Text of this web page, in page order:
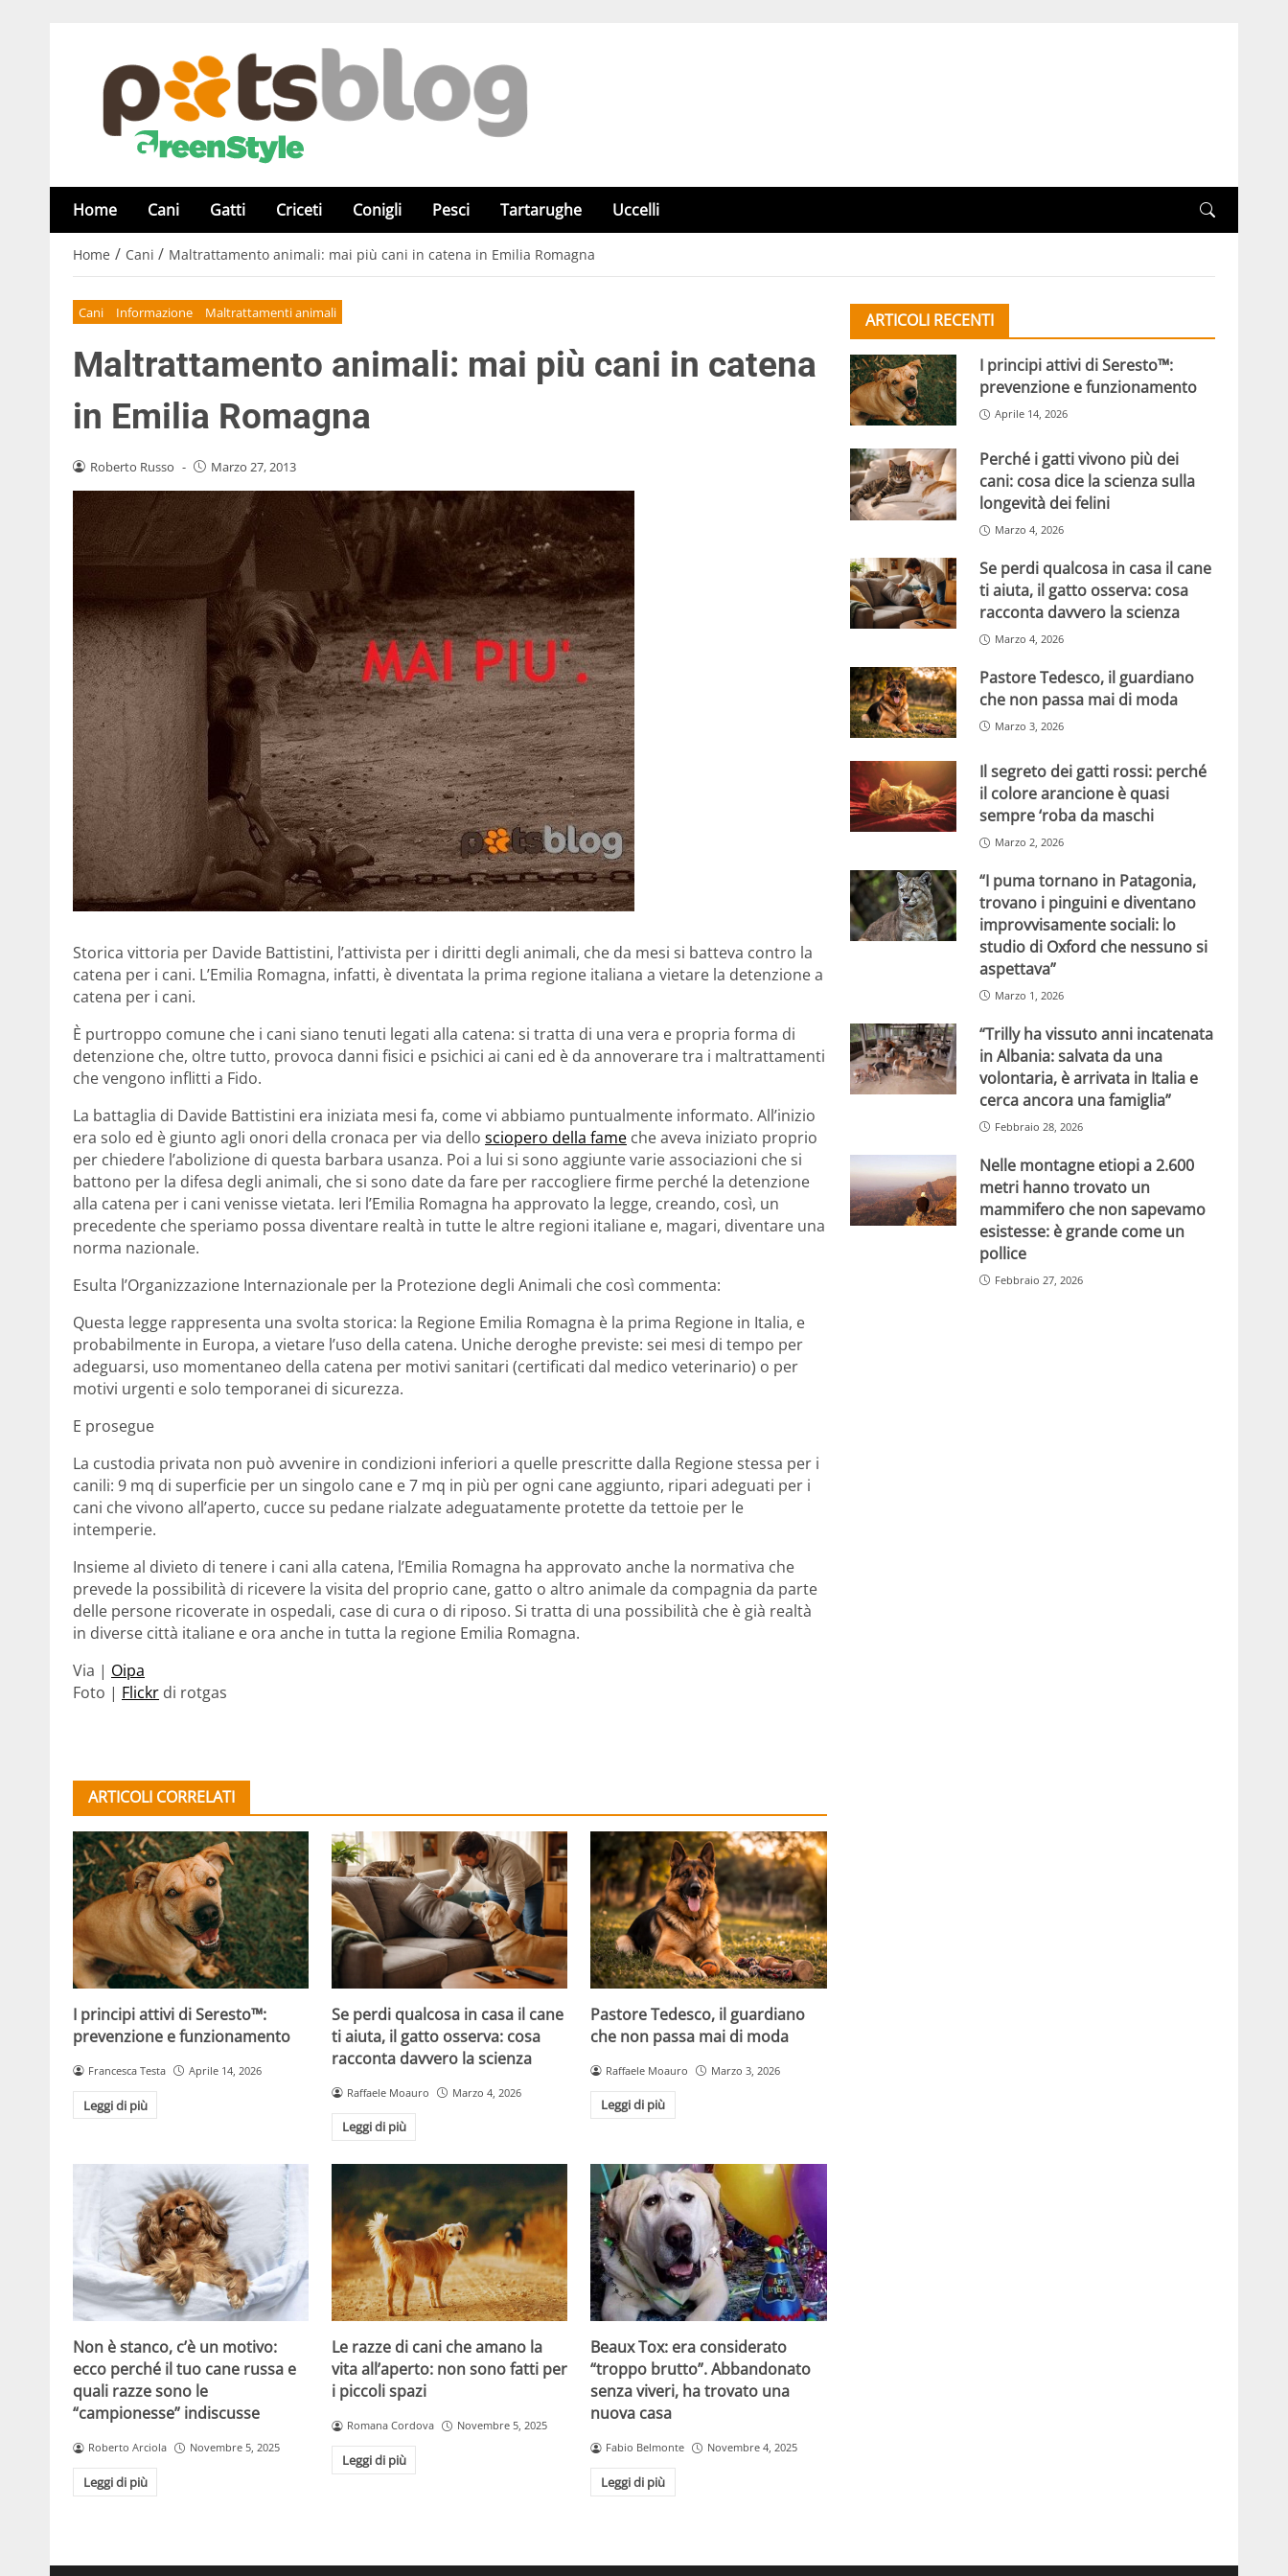
Home Cani Gatti Criceti Conigli Pesci Tartarughe Uccelli
Home / Cani / Maltrattamento animali: mai più cani in catena in Emilia Romagna
Cani Informazione Maltrattamenti animali
Maltrattamento animali: mai più cani in catena
in Emilia Romagna
Roberto Russo - Marzo 27, 2013
Storica vittoria per Davide Battistini, l’attivista per i diritti degli animali, che da mesi si batteva contro la
catena per i cani. L’Emilia Romagna, infatti, è diventata la prima regione italiana a vietare la detenzione a
catena per i cani.
È purtroppo comune che i cani siano tenuti legati alla catena: si tratta di una vera e propria forma di
detenzione che, oltre tutto, provoca danni fisici e psichici ai cani ed è da annoverare tra i maltrattamenti
che vengono inflitti a Fido.
La battaglia di Davide Battistini era iniziata mesi fa, come vi abbiamo puntualmente informato. All’inizio
era solo ed è giunto agli onori della cronaca per via dello sciopero della fame che aveva iniziato proprio
per chiedere l’abolizione di questa barbara usanza. Poi a lui si sono aggiunte varie associazioni che si
battono per la difesa degli animali, che si sono date da fare per raccogliere firme perché la detenzione
alla catena per i cani venisse vietata. Ieri l’Emilia Romagna ha approvato la legge, creando, così, un
precedente che speriamo possa diventare realtà in tutte le altre regioni italiane e, magari, diventare una
norma nazionale.
Esulta l’Organizzazione Internazionale per la Protezione degli Animali che così commenta:
Questa legge rappresenta una svolta storica: la Regione Emilia Romagna è la prima Regione in Italia, e
probabilmente in Europa, a vietare l’uso della catena. Uniche deroghe previste: sei mesi di tempo per
adeguarsi, uso momentaneo della catena per motivi sanitari (certificati dal medico veterinario) o per
motivi urgenti e solo temporanei di sicurezza.
E prosegue
La custodia privata non può avvenire in condizioni inferiori a quelle prescritte dalla Regione stessa per i
canili: 9 mq di superficie per un singolo cane e 7 mq in più per ogni cane aggiunto, ripari adeguati per i
cani che vivono all’aperto, cucce su pedane rialzate adeguatamente protette da tettoie per le
intemperie.
Insieme al divieto di tenere i cani alla catena, l’Emilia Romagna ha approvato anche la normativa che
prevede la possibilità di ricevere la visita del proprio cane, gatto o altro animale da compagnia da parte
delle persone ricoverate in ospedali, case di cura o di riposo. Si tratta di una possibilità che è già realtà
in diverse città italiane e ora anche in tutta la regione Emilia Romagna.
Via | Oipa
Foto | Flickr di rotgas
ARTICOLI CORRELATI
I principi attivi di Seresto™:
prevenzione e funzionamento
Francesca Testa Aprile 14, 2026
Leggi di più
Se perdi qualcosa in casa il cane
ti aiuta, il gatto osserva: cosa
racconta davvero la scienza
Raffaele Moauro Marzo 4, 2026
Leggi di più
Pastore Tedesco, il guardiano
che non passa mai di moda
Raffaele Moauro Marzo 3, 2026
Leggi di più
Non è stanco, c’è un motivo:
ecco perché il tuo cane russa e
quali razze sono le
“campionesse” indiscusse
Roberto Arciola Novembre 5, 2025
Leggi di più
Le razze di cani che amano la
vita all’aperto: non sono fatti per
i piccoli spazi
Romana Cordova Novembre 5, 2025
Leggi di più
Beaux Tox: era considerato
“troppo brutto”. Abbandonato
senza viveri, ha trovato una
nuova casa
Fabio Belmonte Novembre 4, 2025
Leggi di più
ARTICOLI RECENTI
I principi attivi di Seresto™:
prevenzione e funzionamento
Aprile 14, 2026
Perché i gatti vivono più dei
cani: cosa dice la scienza sulla
longevità dei felini
Marzo 4, 2026
Se perdi qualcosa in casa il cane
ti aiuta, il gatto osserva: cosa
racconta davvero la scienza
Marzo 4, 2026
Pastore Tedesco, il guardiano
che non passa mai di moda
Marzo 3, 2026
Il segreto dei gatti rossi: perché
il colore arancione è quasi
sempre ‘roba da maschi
Marzo 2, 2026
“I puma tornano in Patagonia,
trovano i pinguini e diventano
improvvisamente sociali: lo
studio di Oxford che nessuno si
aspettava”
Marzo 1, 2026
“Trilly ha vissuto anni incatenata
in Albania: salvata da una
volontaria, è arrivata in Italia e
cerca ancora una famiglia”
Febbraio 28, 2026
Nelle montagne etiopi a 2.600
metri hanno trovato un
mammifero che non sapevamo
esistesse: è grande come un
pollice
Febbraio 27, 2026